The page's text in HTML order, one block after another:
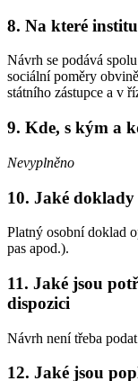
8. Na které
Návrh se podává
sociální poměry
státního zástupce a v
9. Kde, s kým a
Nevyplněno
10. Jaké doklady
Platný osobní doklad
pas apod.).
11. Jaké jsou
dispozici
Návrh není třeba
12. Jaké jsou